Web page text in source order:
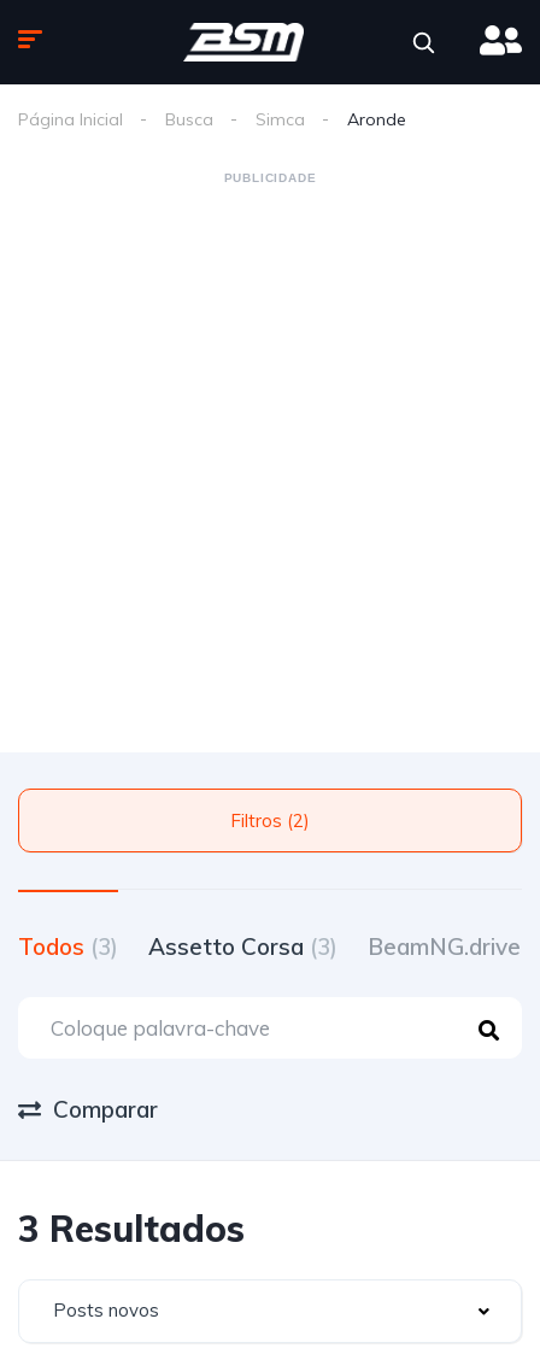
Página Inicial Busca Simca Aronde
PUBLICIDADE
Filtros (2)
Todos (3) Assetto Corsa (3) BeamNG.drive
Comparar
3 Resultados
Posts novos